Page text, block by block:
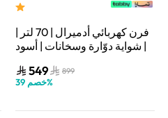
فرن كهربائي أدميرال | 70 لتر |
شواية دوّارة وسخانات | أسود |
549 899
خصم 39 %